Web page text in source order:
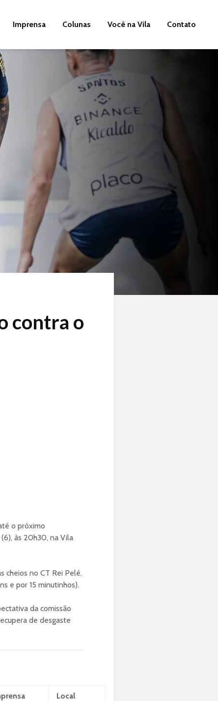
Imprensa Colunas Você na Vila Contato
contra o
o próximo
às 20h30, na Vila
cheios no CT Rei Pelé,
e por 15 minutinhos).
da comissão
de desgaste
Local